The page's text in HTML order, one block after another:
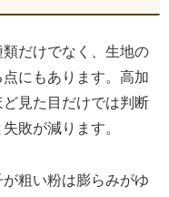
だけでなく、生地の
にもあります。高加
見た目だけでは判断
敗が減ります。
粗い粉は膨らみがゆ